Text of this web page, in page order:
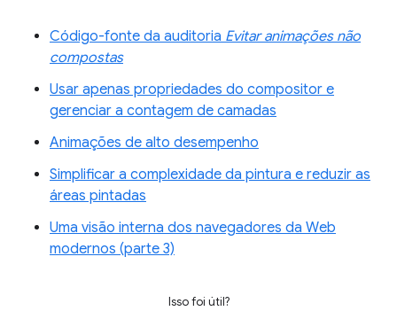
Código-fonte da auditoria Evitar animações não
compostas
Usar apenas propriedades do compositor e
gerenciar a contagem de camadas
Animações de alto desempenho
Simplificar a complexidade da pintura e reduzir as
áreas pintadas
Uma visão interna dos navegadores da Web
modernos (parte 3)
Isso foi útil?